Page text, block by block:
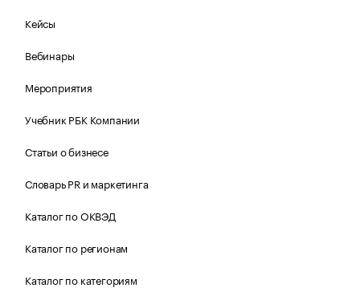
Кейсы
Вебинары
Мероприятия
Учебник РБК Компании
Статьи о бизнесе
Словарь PR и маркетинга
Каталог по ОКВЭД
Каталог по регионам
Каталог по категориям